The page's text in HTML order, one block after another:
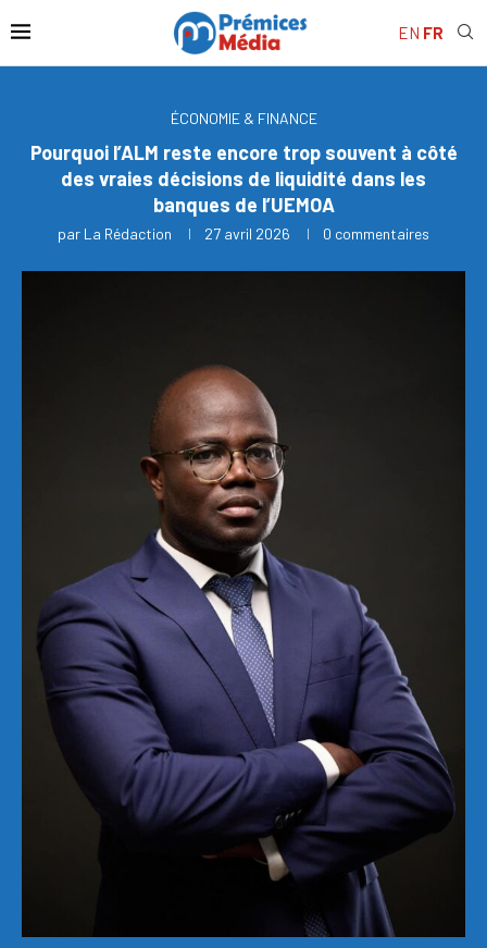
EN FR
ÉCONOMIE & FINANCE
Pourquoi l’ALM reste encore trop souvent à côté
des vraies décisions de liquidité dans les
banques de l’UEMOA
par La Rédaction 27 avril 2026 0 commentaires